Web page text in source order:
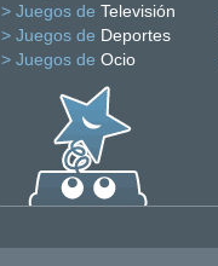
> Juegos de Televisión
> Juegos de Deportes
> Juegos de Ocio